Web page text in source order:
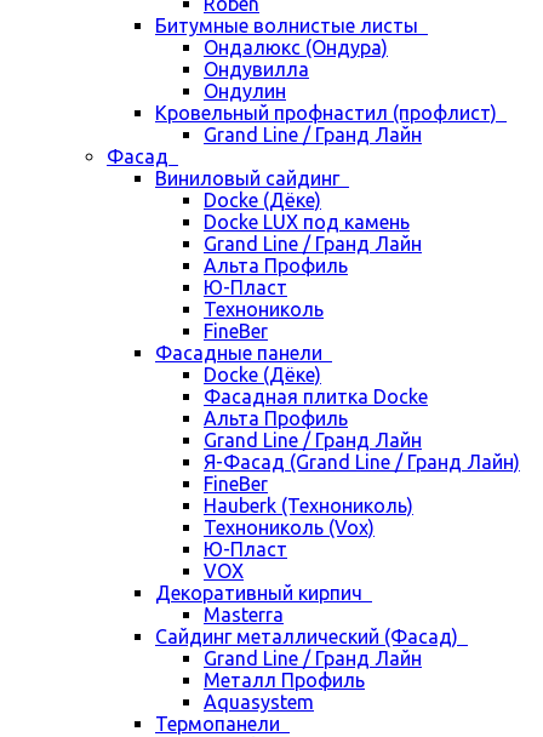
Битумные волнистые листы
Ондалюкс (Ондура)
Ондувилла
Ондулин
Кровельный профнастил (профлист)
Grand Line / Гранд Лайн
Фасад
Виниловый сайдинг
Docke (Дёке)
Docke LUX под камень
Grand Line / Гранд Лайн
Альта Профиль
Ю-Пласт
Технониколь
FineBer
Фасадные панели
Docke (Дёке)
Фасадная плитка Docke
Альта Профиль
Grand Line / Гранд Лайн
Я-Фасад (Grand Line / Гранд Лайн)
FineBer
Hauberk (Технониколь)
Технониколь (Vox)
Ю-Пласт
VOX
Декоративный кирпич
Masterra
Сайдинг металлический (Фасад)
Grand Line / Гранд Лайн
Металл Профиль
Aquasystem
Термопанели